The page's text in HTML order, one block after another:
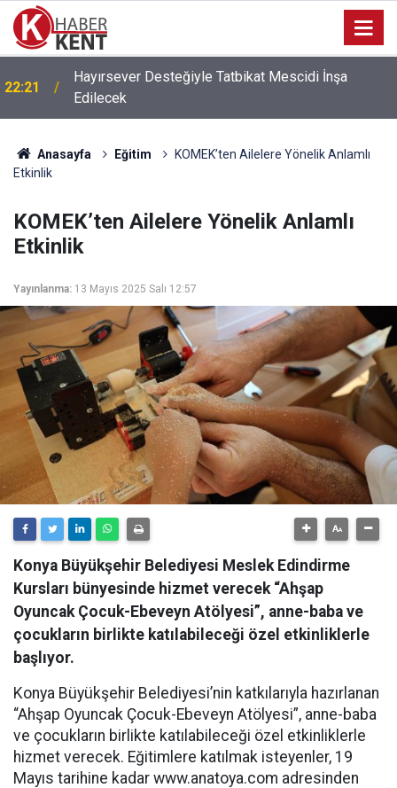
22:21
Hayırsever Desteğiyle Tatbikat Mescidi İnşa
Edilecek
Anasayfa Eğitim
KOMEK’ten Ailelere Yönelik Anlamlı
Etkinlik
KOMEK’ten Ailelere Yönelik Anlamlı
Etkinlik
Yayınlanma: 13 Mayıs 2025 Salı 12:57
Konya Büyükşehir Belediyesi Meslek Edindirme
Kursları bünyesinde hizmet verecek “Ahşap
Oyuncak Çocuk-Ebeveyn Atölyesi”, anne-baba ve
çocukların birlikte katılabileceği özel etkinliklerle
başlıyor.
Konya Büyükşehir Belediyesi’nin katkılarıyla hazırlanan
“Ahşap Oyuncak Çocuk-Ebeveyn Atölyesi”, anne-baba
ve çocukların birlikte katılabileceği özel etkinliklerle
hizmet verecek. Eğitimlere katılmak isteyenler, 19
Mayıs tarihine kadar www.anatoya.com adresinden